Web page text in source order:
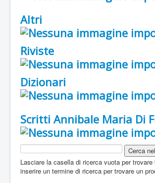
Altri
Riviste
Dizionari
Scritti Annibale Maria Di
Lasciare la casella di ricerca vuota per
inserire un termine di ricerca per trovare un